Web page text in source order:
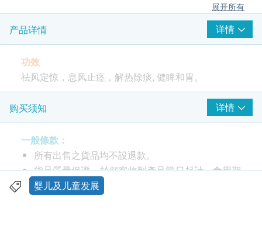
展开所有
产品详情 详情
功效
祛风定惊，息风止痉，解热除痰, 健睥和胃。
中成药注册编号: HKC-08510
服用方法
口服。 1个月内新生儿，每次半樽，每日1次；1个月
以上至2岁以内，每次1樽，每日1次；2岁以上至14
岁，每次1~2樽，每日2次，或遵医嘱。
购买须知 详情
一般條款：
所有出售之貨品均不設退款。
貨品質量保證，於顧客收到產品當日起計，食用期
應最少有12個月或以上。
婴儿及儿童发展